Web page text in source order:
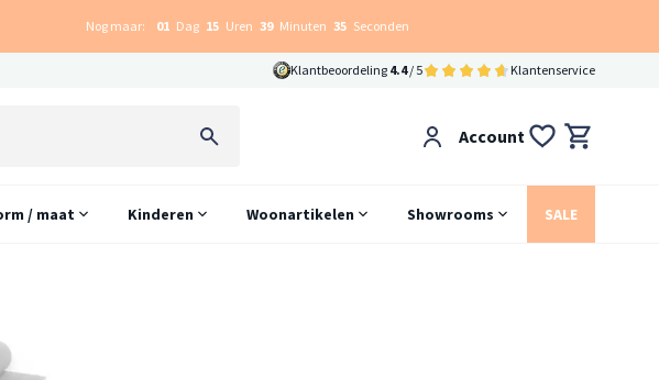
Nog maar: 01 Dag 15 Uren 39 Minuten 34 Seconden
Klantbeoordeling 4.4/ 5 Klantenservice
Account
/ maat Kinderen Woonartikelen Showrooms SALE